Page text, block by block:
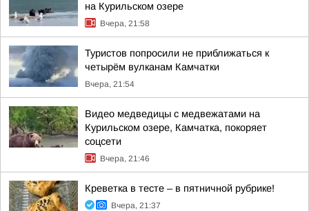
на Курильском озере
Вчера, 21:58
Туристов попросили не приближаться к
четырём вулканам Камчатки
Вчера, 21:54
Видео медведицы с медвежатами на
Курильском озере, Камчатка, покоряет
соцсети
Вчера, 21:46
Креветка в тесте – в пятничной рубрике!
Вчера, 21:37